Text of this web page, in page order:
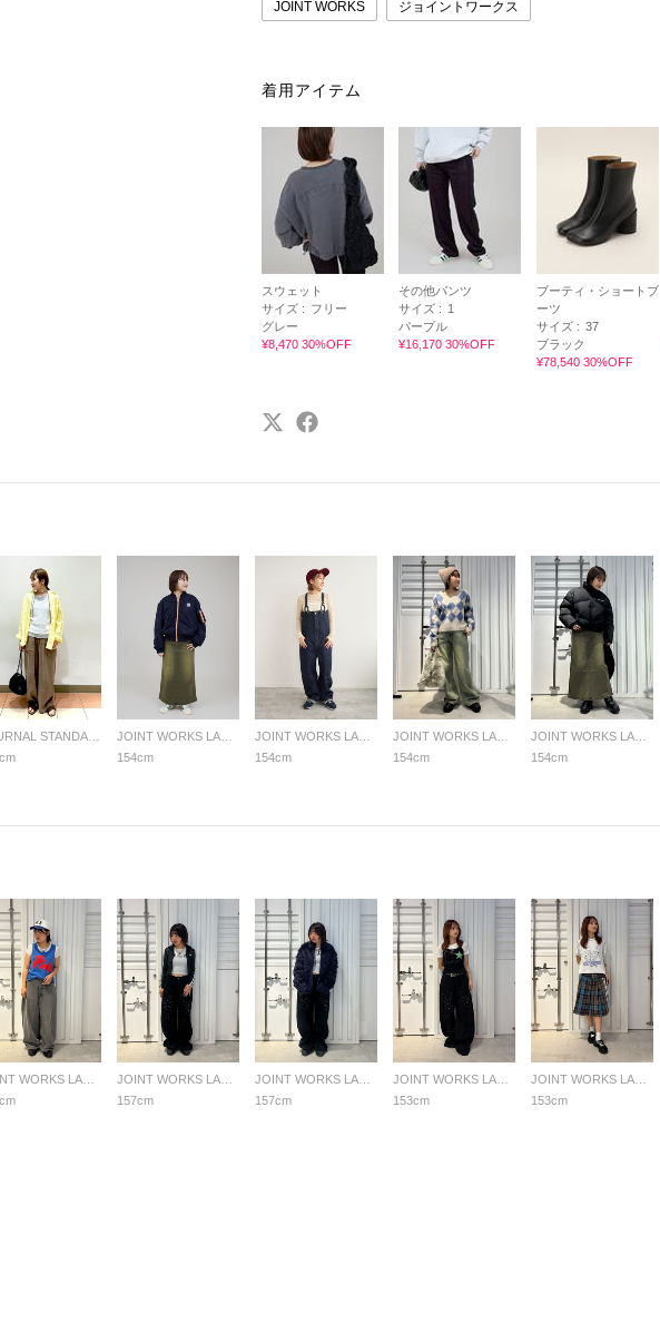
JOINT WORKS ジョイントワークス
着用アイテム
スウェット
サイズ : フリー
グレー
¥8,470 30%OFF
その他パンツ
サイズ : 1
パープル
¥16,170 30%OFF
ブーティ・ショートブ
ーツ
サイズ : 37
ブラック
¥78,540 30%OFF
154cm
154cm
154cm
154cm
157cm
157cm
153cm
153cm